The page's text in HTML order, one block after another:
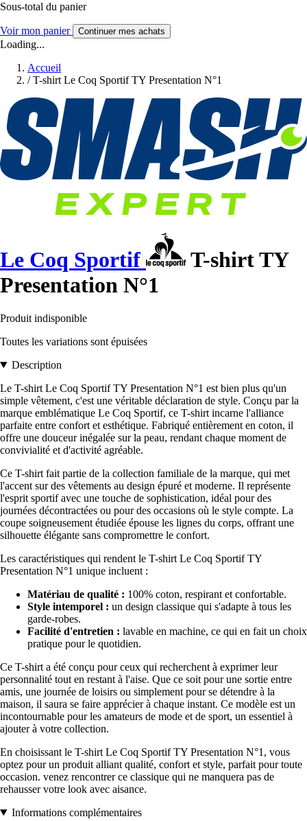
Sous-total du panier
Voir mon panier Continuer mes achats
Loading...
Accueil
/ T-shirt Le Coq Sportif TY Presentation N°1
Le Coq Sportif
T-shirt TY
Presentation N°1
Produit indisponible
Toutes les variations sont épuisées
Description
Le T-shirt Le Coq Sportif TY Presentation N°1 est bien plus qu'un
simple vêtement, c'est une véritable déclaration de style. Conçu par la
marque emblématique Le Coq Sportif, ce T-shirt incarne l'alliance
parfaite entre confort et esthétique. Fabriqué entièrement en coton, il
offre une douceur inégalée sur la peau, rendant chaque moment de
convivialité et d'activité agréable.
Ce T-shirt fait partie de la collection familiale de la marque, qui met
l'accent sur des vêtements au design épuré et moderne. Il représente
l'esprit sportif avec une touche de sophistication, idéal pour des
journées décontractées ou pour des occasions où le style compte. La
coupe soigneusement étudiée épouse les lignes du corps, offrant une
silhouette élégante sans compromettre le confort.
Les caractéristiques qui rendent le T-shirt Le Coq Sportif TY
Presentation N°1 unique incluent :
Matériau de qualité : 100% coton, respirant et confortable.
Style intemporel : un design classique qui s'adapte à tous les
garde-robes.
Facilité d'entretien : lavable en machine, ce qui en fait un choix
pratique pour le quotidien.
Ce T-shirt a été conçu pour ceux qui recherchent à exprimer leur
personnalité tout en restant à l'aise. Que ce soit pour une sortie entre
amis, une journée de loisirs ou simplement pour se détendre à la
maison, il saura se faire apprécier à chaque instant. Ce modèle est un
incontournable pour les amateurs de mode et de sport, un essentiel à
ajouter à votre collection.
En choisissant le T-shirt Le Coq Sportif TY Presentation N°1, vous
optez pour un produit alliant qualité, confort et style, parfait pour toute
occasion. venez rencontrer ce classique qui ne manquera pas de
rehausser votre look avec aisance.
Informations complémentaires